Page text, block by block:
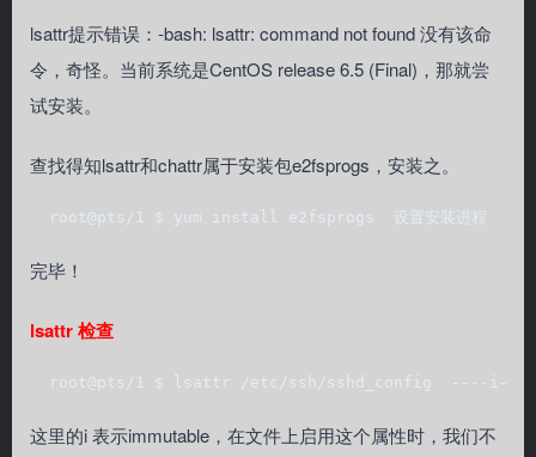
lsattr提示错误：-bash: lsattr: command not found 没有该命
令，奇怪。当前系统是CentOS release 6.5 (Final)，那就尝
试安装。
查找得知lsattr和chattr属于安装包e2fsprogs，安装之。
root@pts/1 $ yum install e2fsprogs  设置安装进程
完毕！
lsattr 检查
root@pts/1 $ lsattr /etc/ssh/sshd_config  ----
这里的i 表示immutable，在文件上启用这个属性时，我们不